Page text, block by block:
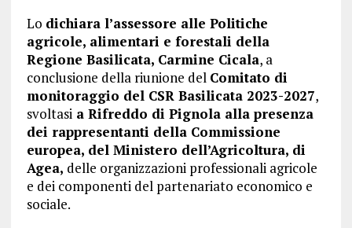
Lo dichiara l’assessore alle Politiche
agricole, alimentari e forestali della
Regione Basilicata, Carmine Cicala, a
conclusione della riunione del Comitato di
monitoraggio del CSR Basilicata 2023-2027,
svoltasia Rifreddo di Pignola alla presenza
dei rappresentanti della Commissione
europea, del Ministero dell’Agricoltura, di
Agea, delle organizzazioni professionali agricole
e dei componenti del partenariato economico e
sociale.